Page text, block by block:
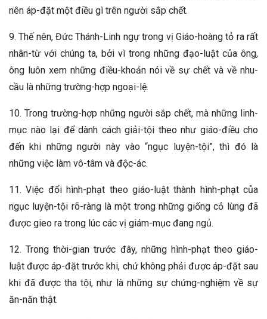
nên áp-đặt một điều gì trên người sắp chết.
9. Thế nên, Đức Thánh-Linh ngự trong vị Giáo-hoàng tỏ ra rất
nhân-từ với chúng ta, bởi vì trong những đạo-luật của ông,
ông luôn xem những điều-khoản nói về sự chết và về nhu-
cầu là những trường-hợp ngoại-lệ.
10. Trong trường-hợp những người sắp chết, mà những linh-
mục nào lại để dành cách giải-tội theo như giáo-điều cho
đến khi những người này vào “ngục luyện-tội”, thì đó là
những việc làm vô-tâm và độc-ác.
11. Việc đổi hình-phạt theo giáo-luật thành hình-phạt của
ngục luyện-tội rõ-ràng là một trong những giống cỏ lùng đã
được gieo ra trong lúc các vị giám-mục đang ngủ.
12. Trong thời-gian trước đây, những hình-phạt theo giáo-
luật được áp-đặt trước khi, chứ không phải được áp-đặt sau
khi đã được tha tội, như là những sự chứng-nghiệm về sự
ăn-năn thật.